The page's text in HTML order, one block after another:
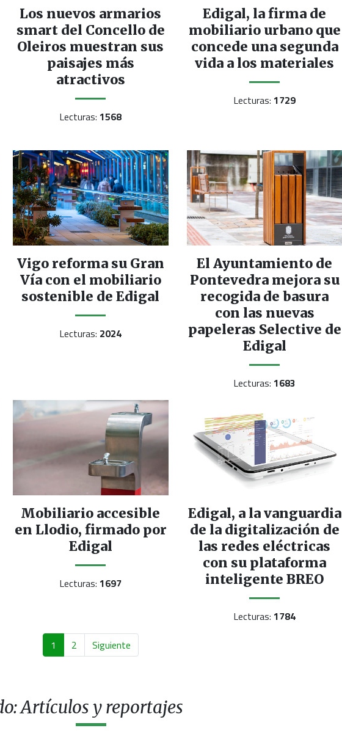
Los nuevos armarios
smart del Concello de
Oleiros muestran sus
paisajes más
atractivos
Lecturas:1568
Edigal, la firma de
mobiliario urbano que
concede una segunda
vida a los materiales
Lecturas:1729
Vigo reforma su Gran
Vía con el mobiliario
sostenible de Edigal
Lecturas: 2024
El Ayuntamiento de
Pontevedra mejora su
recogida de basura
con las nuevas
papeleras Selective de
Edigal
Lecturas:1683
Mobiliario accesible
en Llodio, firmado por
Edigal
Lecturas:1697
Edigal, a la vanguardia
de la digitalización de
las redes eléctricas
con su plataforma
inteligente BREO
Lecturas:1784
1
2 Siguiente
Artículos y reportajes